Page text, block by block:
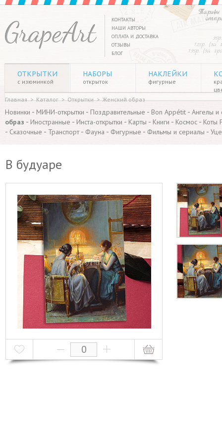
Тарифы
125р. (за
135р. (за
КОНТАКТЫ
НАШИ АВТОРЫ
ОПЛАТА И ДОСТАВКА
ОТЗЫВЫ
БЛОГ
ОТКРЫТКИ
с изюминкой
НАБОРЫ
открыток
НАКЛЕЙКИ
фигурные
Главная > Каталог > Открытки > Женский образ
Новинки - МИНИ-открытки - Поздравительные - Bon Appétit - Ангелы
образ - Иностранные - Инста-открытки - Карты - Книги - Космос - Коты
- Сказочные - Транспорт- Фауна - Фигурные - Фильмы и сериалы -
В будуаре